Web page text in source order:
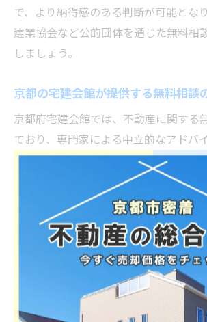
で、より納得感のある判断が可能とな
建業協会など公的団体を通じた無料相
しましょう。
京都の宅建会館が提供する無料相談
京都府宅建会館では、不動産に関する
ており、専門家による中立的なアドバ
点が大きな魅力です。トラブル防止や
的な疑問解消など、幅広いテーマに対
無料相談を活用する際は、事前に相談
整理し、必要な書類や資料を持参する
的なアドバイスが得られます。また、
況や対応時間を確認し、効率的に利用
京都市内では、宅建会館だけでなく市
産会社でも無料相談を受け付けていま